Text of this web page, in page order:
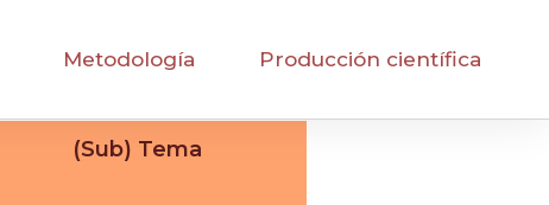
Metodología Producción científica
(Sub) Tema